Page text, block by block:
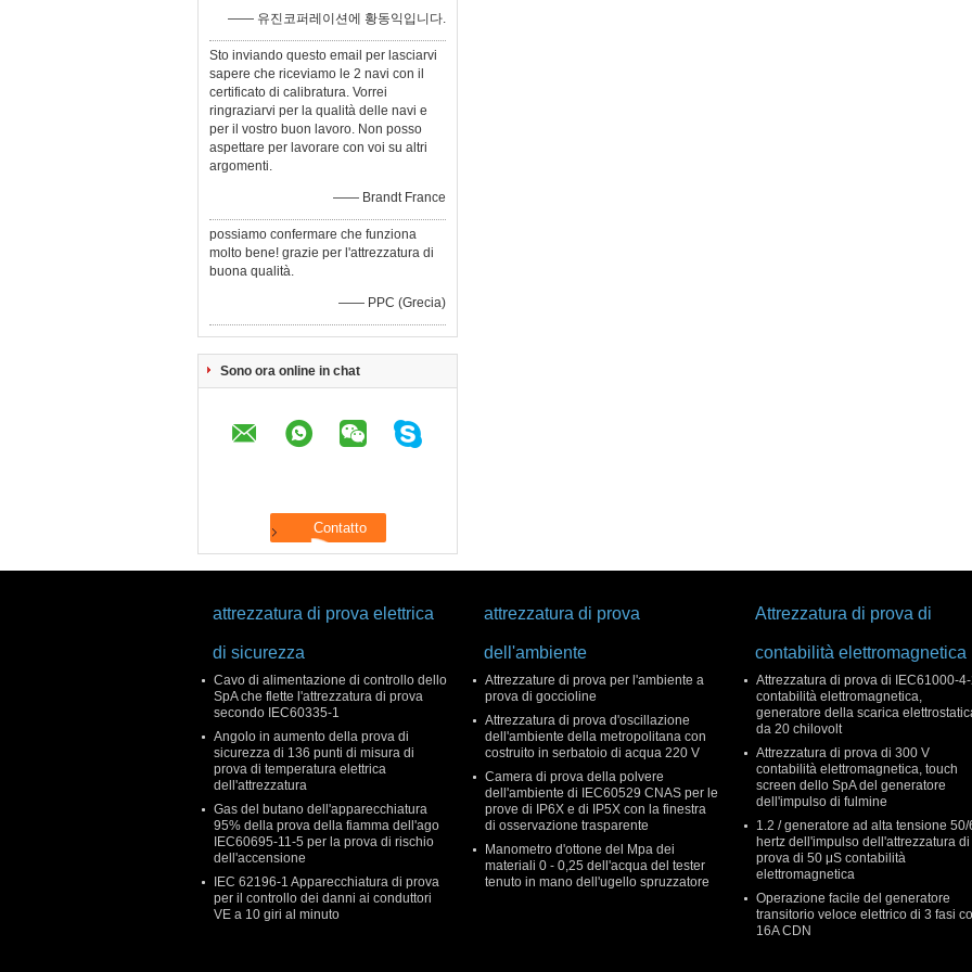
—— 유진코퍼레이션에 황동익입니다.
Sto inviando questo email per lasciarvi
sapere che riceviamo le 2 navi con il
certificato di calibratura. Vorrei
ringraziarvi per la qualità delle navi e
per il vostro buon lavoro. Non posso
aspettare per lavorare con voi su altri
argomenti.
—— Brandt France
possiamo confermare che funziona
molto bene! grazie per l'attrezzatura di
buona qualità.
—— PPC (Grecia)
Sono ora online in chat
attrezzatura di prova elettrica
di sicurezza
Cavo di alimentazione di controllo dello
SpA che flette l'attrezzatura di prova
secondo IEC60335-1
Angolo in aumento della prova di
sicurezza di 136 punti di misura di
prova di temperatura elettrica
dell'attrezzatura
Gas del butano dell'apparecchiatura
95% della prova della fiamma dell'ago
IEC60695-11-5 per la prova di rischio
dell'accensione
IEC 62196-1 Apparecchiatura di prova
per il controllo dei danni ai conduttori
VE a 10 giri al minuto
attrezzatura di prova
dell'ambiente
Attrezzature di prova per l'ambiente a
prova di goccioline
Attrezzatura di prova d'oscillazione
dell'ambiente della metropolitana con
costruito in serbatoio di acqua 220 V
Camera di prova della polvere
dell'ambiente di IEC60529 CNAS per le
prove di IP6X e di IP5X con la finestra
di osservazione trasparente
Manometro d'ottone del Mpa dei
materiali 0 - 0,25 dell'acqua del tester
tenuto in mano dell'ugello spruzzatore
Attrezzatura di prova di
contabilità elettromagnetica
Attrezzatura di prova di IEC61000-
contabilità elettromagnetica,
generatore della scarica
da 20 chilovolt
Attrezzatura di prova di 300 V
contabilità elettromagnetica, touch
screen dello SpA del generatore
dell'impulso di fulmine
1.2 / generatore ad alta tensione 50/
hertz dell'impulso dell'attrezzatura di
prova di 50 μS contabilità
elettromagnetica
Operazione facile del generatore
transitorio veloce elettrico di 3 fasi
16A CDN